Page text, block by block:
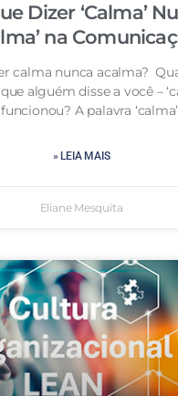
Dizer ‘Calma’
na
calma nunca acalma?
alguém disse a você –
A palavra
» LEIA MAIS
Eliane Mesquita